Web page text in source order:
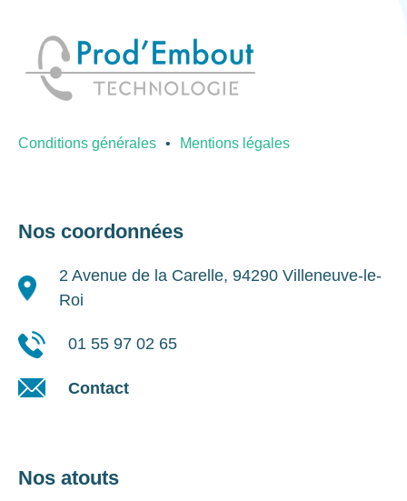
Conditions générales Mentions légales
Nos coordonnées
2 Avenue de la Carelle, 94290 Villeneuve-le-
Roi
01 55 97 02 65
Contact
Nos atouts